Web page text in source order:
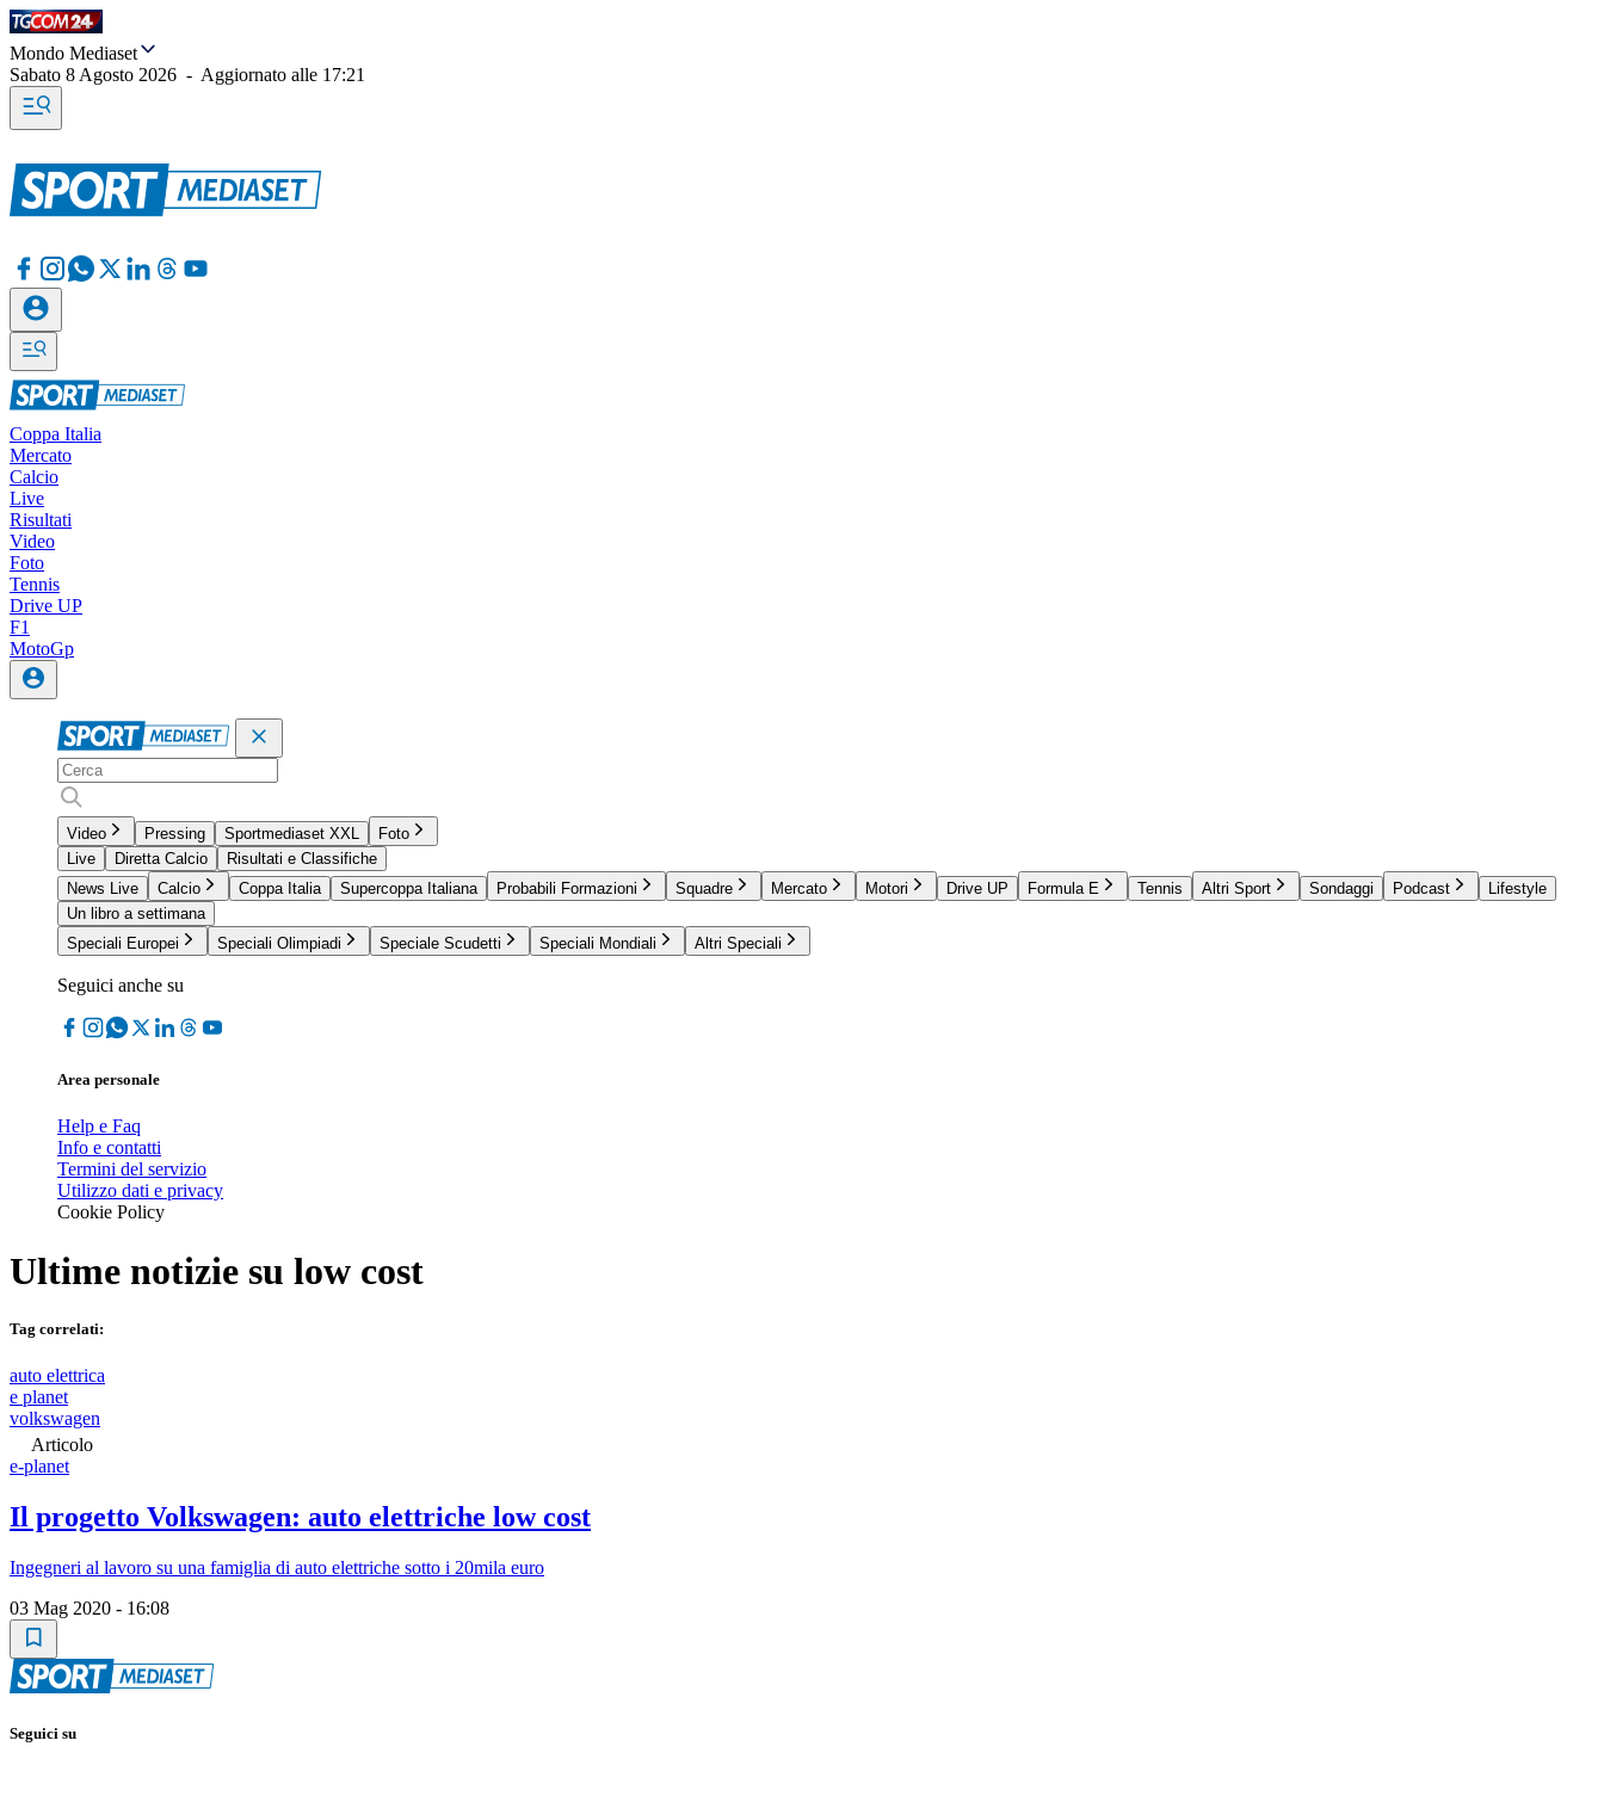
Mondo Mediaset
Sabato 8 Agosto 2026 - Aggiornato alle 17:21
Coppa Italia
Mercato
Calcio
Live
Risultati
Video
Foto
Tennis
Drive UP
F1
MotoGp
Video Pressing Sportmediaset XXL
Foto
Live
Diretta Calcio
Risultati e Classifiche
News Live
Calcio Coppa Italia Supercoppa Italiana Probabili Formazioni Squadre Mercato Motori Drive UP Formula E Tennis Altri Sport Sondaggi Podcast
Lifestyle
Un libro a settimana
Speciali Europei
Speciali Olimpiadi Speciale Scudetti Speciali Mondiali Altri Speciali
Seguici anche su
Area personale
Help e Faq
Info e contatti
Termini del servizio
Utilizzo dati e privacy
Cookie Policy
Ultime notizie su low cost
Tag correlati:
auto elettrica
e planet
volkswagen
Articolo
e-planet
Il progetto Volkswagen: auto elettriche low cost
Ingegneri al lavoro su una famiglia di auto elettriche sotto i 20mila euro
03 Mag 2020 - 16:08
Seguici su